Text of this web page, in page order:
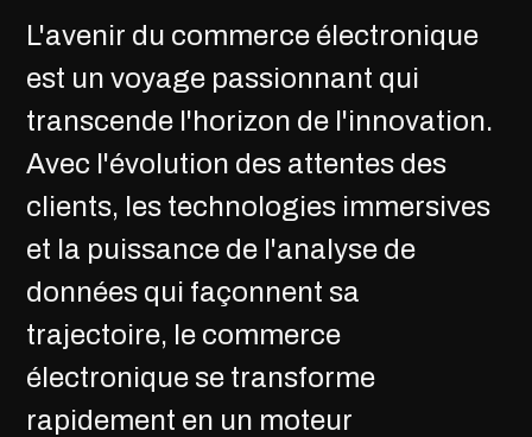
L'avenir du commerce électronique
est un voyage passionnant qui
transcende l'horizon de l'innovation.
Avec l'évolution des attentes des
clients, les technologies immersives
et la puissance de l'analyse de
données qui façonnent sa
trajectoire, le commerce
électronique se transforme
rapidement en un moteur